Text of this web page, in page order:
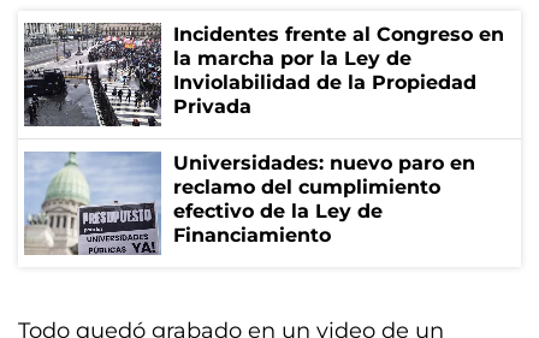
Incidentes frente al Congreso en
la marcha por la Ley de
Inviolabilidad de la Propiedad
Privada
Universidades: nuevo paro en
reclamo del cumplimiento
efectivo de la Ley de
Financiamiento
Todo quedó grabado en un video de un